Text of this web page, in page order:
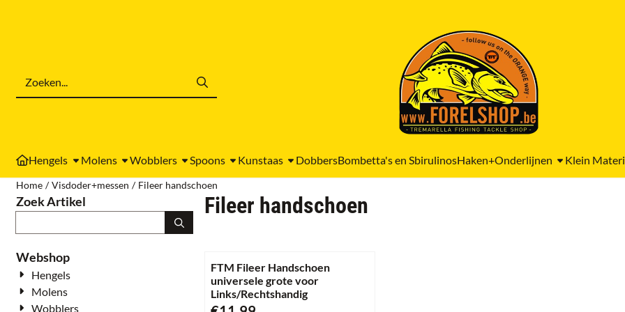
Hengels Molens Wobblers Spoons Kunstaas DobbersBombetta's en SbirulinosHaken+Onderlijnen Klein
Home / Visdoder+messen / Fileer handschoen
Zoek Artikel
Webshop
Hengels
Molens
Wobblers
Fileer handschoen
FTM Fileer Handschoen
universele grote voor
Links/Rechtshandig
Prijs: 11,99